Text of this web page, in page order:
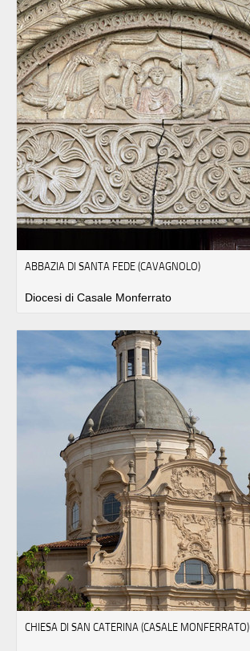
ABBAZIA DI SANTA FEDE (CAVAGNOLO)
Diocesi di Casale Monferrato
CHIESA DI SAN CATERINA (CASALE MONFERRATO)